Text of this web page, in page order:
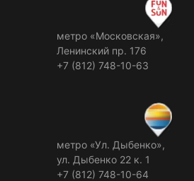
метро «Московская»,
Ленинский пр. 176
+7 (812) 748-10-63
метро «Ул. Дыбенко»,
ул. Дыбенко 22 к. 1
+7 (812) 748-10-64